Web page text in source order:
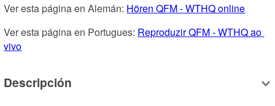
Ver esta página en Alemán: Hören QFM - WTHQ online
Ver esta página en Portugues: Reproduzir QFM - WTHQ ao
vivo
Descripción